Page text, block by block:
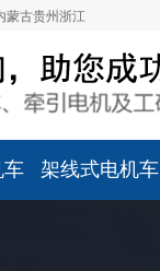
蒙古贵州 浙江
车 架线式电机车